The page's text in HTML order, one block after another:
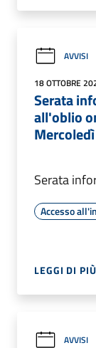
AVVISI
18 OTTOBRE
Serata
all'oblio
Serata
Accesso
LEGGI DI PIÙ
AVVISI